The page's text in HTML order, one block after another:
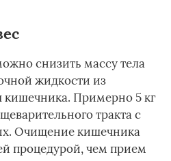
снизить массу тела
жидкости из
Примерно 5 кг
тракта с
Очищение кишечника
процедурой, чем прием